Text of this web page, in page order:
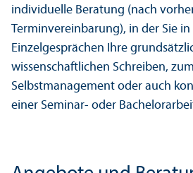
individuelle Beratung (nach
Terminvereinbarung), in der Sie
Einzelgesprächen Ihre
wissenschaftlichen Schreiben,
Selbstmanagement oder auch
einer Seminar- oder